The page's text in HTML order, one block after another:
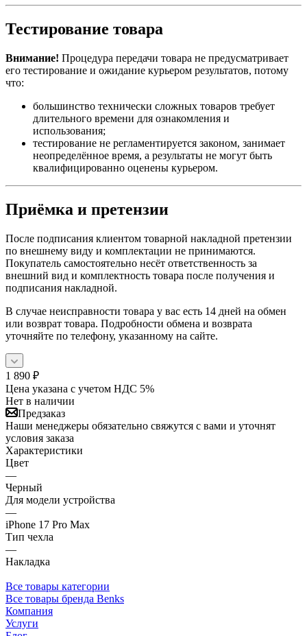
Тестирование товара
Внимание! Процедура передачи товара не предусматривает
его тестирование и ожидание курьером результатов, потому
что:
большинство технически сложных товаров требует
длительного времени для ознакомления и
использования;
тестирование не регламентируется законом, занимает
неопределённое время, а результаты не могут быть
квалифицированно оценены курьером.
Приёмка и претензии
После подписания клиентом товарной накладной претензии
по внешнему виду и комплектации не принимаются.
Покупатель самостоятельно несёт ответственность за
внешний вид и комплектность товара после получения и
подписания накладной.
В случае неисправности товара у вас есть 14 дней на обмен
или возврат товара. Подробности обмена и возврата
уточняйте по телефону, указанному на сайте.
1 890 ₽
Цена указана с учетом НДС 5%
Нет в наличии
Предзаказ
Наши менеджеры обязательно свяжутся с вами и уточнят
условия заказа
Характеристики
Цвет
—
Черный
Для модели устройства
—
iPhone 17 Pro Max
Тип чехла
—
Накладка
Все товары категории
Все товары бренда Benks
Компания
Услуги